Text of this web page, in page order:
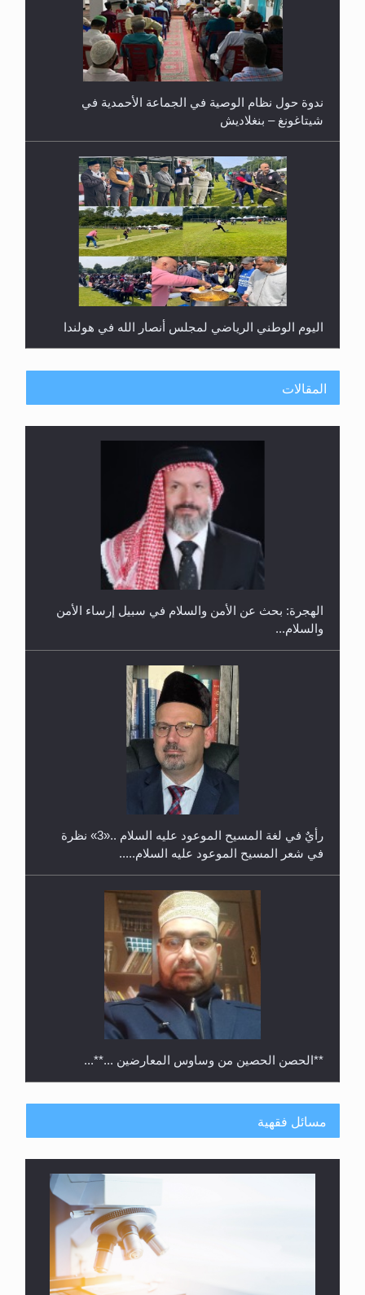
ندوة حول نظام الوصية في الجماعة الأحمدية في
شيتاغونغ – بنغلاديش
اليوم الوطني الرياضي لمجلس أنصار الله في هولندا
إتمام حفظ القرآن الكريم لثلاثة طلاب من مدرسة الحفظ
حفل توزيع الشهادات في الجامعة الأحمدية بنيجيريا لعام
المقالات
الهجرة: بحث عن الأمن والسلام في سبيل إرساء الأمن
في شعر المسيح الموعود عليه السلام.....
**الحصن الحصين من وساوس المعارضين ...**...
مسائل فقهية
فتوى أمير المؤمنين الميرزا مسرور أحمد أيده الله في